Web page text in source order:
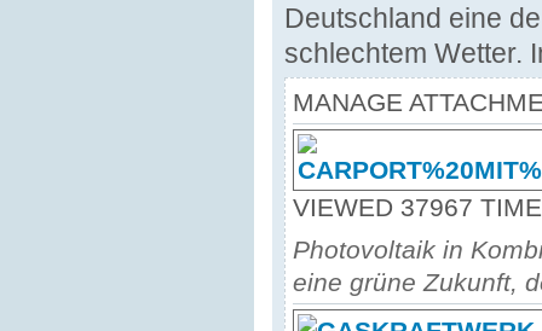
Deutschland eine
schlechtem Wetter.
MANAGE
VIEWED 37967
Photovoltaik in
eine grüne Zukunft,